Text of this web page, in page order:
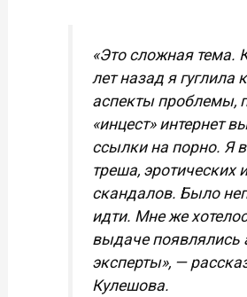
«Это сложная тема.
лет назад я гуглила
аспекты проблемы,
«инцест» интернет
ссылки на порно. Я
треша, эротических
скандалов. Было
идти. Мне же
выдаче появлялись
эксперты», —
Кулешова.